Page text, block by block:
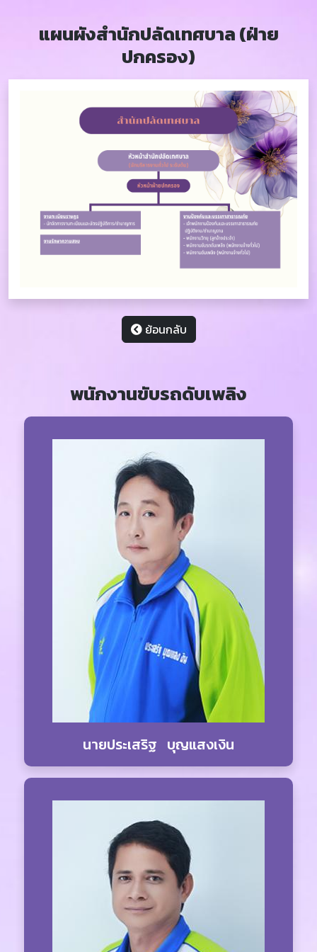
แผนผังสำนักปลัดเทศบาล (ฝ่าย
ปกครอง)
ย้อนกลับ
พนักงานขับรถดับเพลิง
นายประเสริฐ บุญแสงเงิน